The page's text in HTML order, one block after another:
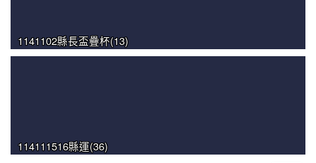
1141102縣長盃疊杯(13)
114111516縣運(36)